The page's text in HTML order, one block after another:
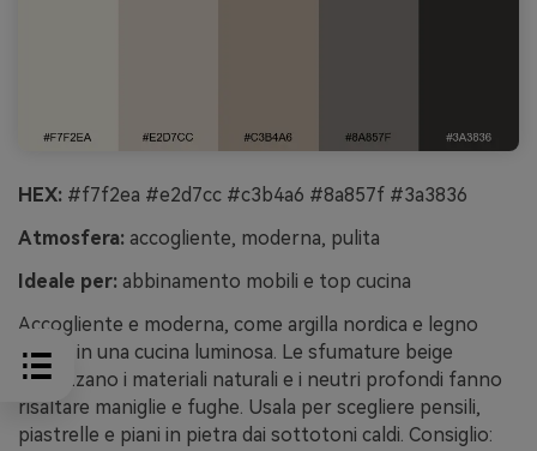
HEX: #f7f2ea #e2d7cc #c3b4a6 #8a857f #3a3836
Atmosfera: accogliente, moderna, pulita
Ideale per: abbinamento mobili e top cucina
Accogliente e moderna, come argilla nordica e legno
chiaro in una cucina luminosa. Le sfumature beige
valorizzano i materiali naturali e i neutri profondi fanno
risaltare maniglie e fughe. Usala per scegliere pensili,
piastrelle e piani in pietra dai sottotoni caldi. Consiglio: